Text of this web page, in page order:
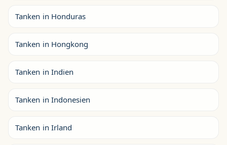
Tanken in Honduras
Tanken in Hongkong
Tanken in Indien
Tanken in Indonesien
Tanken in Irland